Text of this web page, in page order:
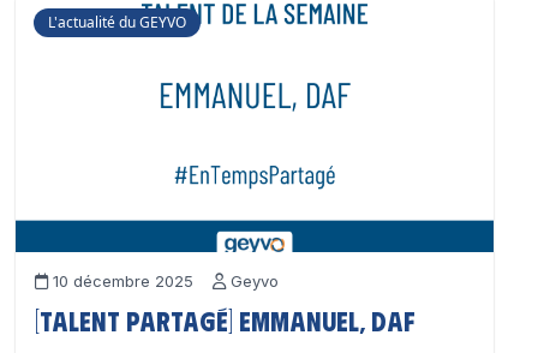
L'actualité du GEYVO
10 décembre 2025 Geyvo
[Talent partagé] Emmanuel, DAF